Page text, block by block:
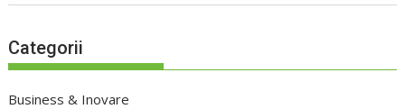
Categorii
Business & Inovare